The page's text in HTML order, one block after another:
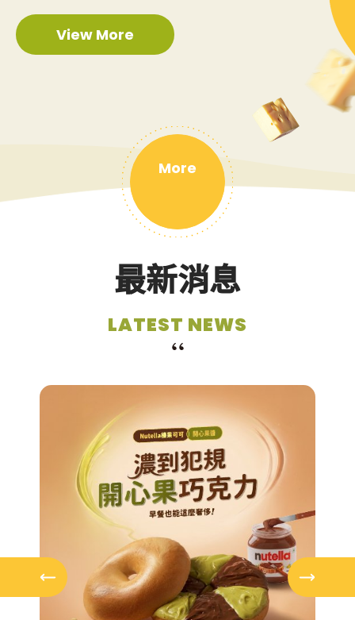
View More
More
最新消息
LATEST NEWS